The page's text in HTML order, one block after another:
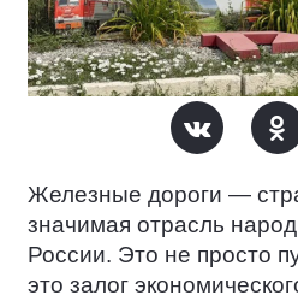
Железные дороги —
значимая отрасль
России. Это не просто
это залог